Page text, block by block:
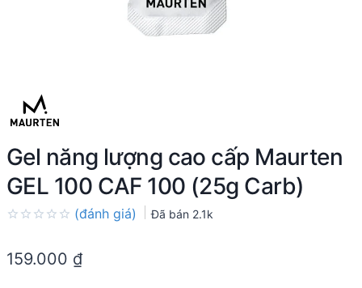
Gel năng lượng cao cấp Maurten
GEL 100 CAF 100 (25g Carb)
out
(đánh giá) Đã bán 2.1k
159.000 ₫